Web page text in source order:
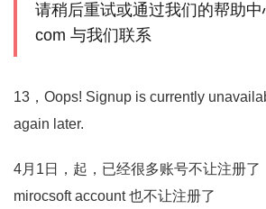
请稍后重试或通过我们的帮助
com 与我们联系
13，Oops! Signup is currently
again later.
4月1日，起，已经很多账号不让注册了
mirocsoft account 也不让注册了